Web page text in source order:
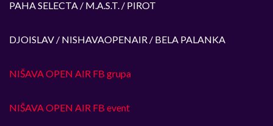
PAHA SELECTA / M.A.S.T. / PIROT
DJOISLAV / NISHAVAOPENAIR / BELA PALANKA
NIŠAVA OPEN AIR FB grupa
NIŠAVA OPEN AIR FB event